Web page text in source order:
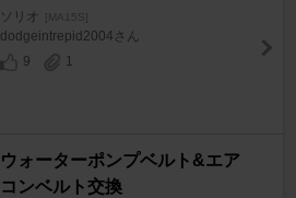
ソリオ [MA15S]
dodgeintrepid2004さん
9
1
ウォーターポンプベルト&エア
コンベルト交換